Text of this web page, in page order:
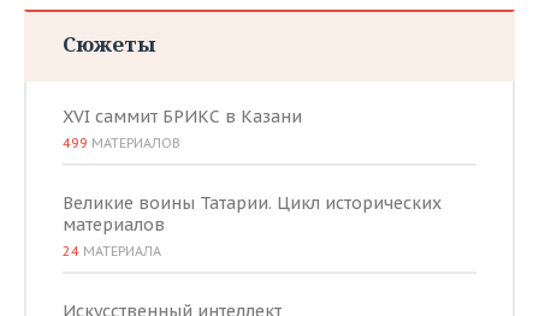
Сюжеты
XVI саммит БРИКС в Казани
499 МАТЕРИАЛОВ
Великие воины Татарии. Цикл исторических
материалов
24 МАТЕРИАЛА
Искусственный интеллект